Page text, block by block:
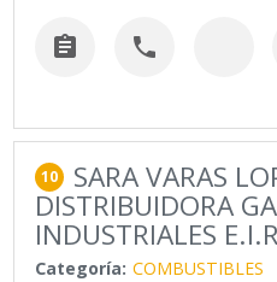
 
10 SARA VARAS
DISTRIBUIDORA
INDUSTRIALES
Categoría: COMBUSTIBLES